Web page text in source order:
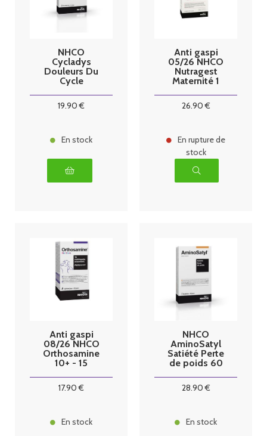
NHCO
Cycladys
Douleurs Du
Cycle
19.90 €
En stock
Anti gaspi
05/26 NHCO
Nutragest
Maternité 1
26.90€
En rupture de
stock
Anti gaspi
08/26 NHCO
Orthosamine
10+ - 15
gélules
17.90 €
En stock
NHCO
AminoSatyl
Satiété Perte
de poids 60
28.90€
En stock